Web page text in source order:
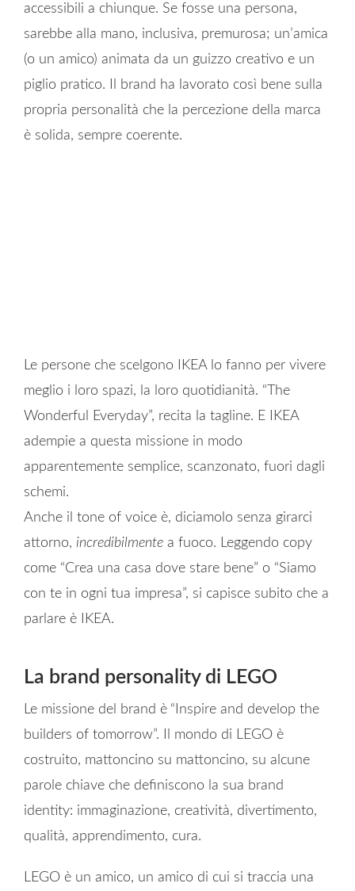
accessibili a chiunque. Se fosse una persona,
sarebbe alla mano, inclusiva, premurosa; un’amica
(o un amico) animata da un guizzo creativo e un
piglio pratico. Il brand ha lavorato così bene sulla
propria personalità che la percezione della marca
è solida, sempre coerente.
Le persone che scelgono IKEA lo fanno per vivere
meglio i loro spazi, la loro quotidianità. “The
Wonderful Everyday”, recita la tagline. E IKEA
adempie a questa missione in modo
apparentemente semplice, scanzonato, fuori dagli
schemi.
Anche il tone of voice è, diciamolo senza girarci
attorno, incredibilmente a fuoco. Leggendo copy
come “Crea una casa dove stare bene” o “Siamo
con te in ogni tua impresa”, si capisce subito che a
parlare è IKEA.
La brand personality di LEGO
Le missione del brand è “Inspire and develop the
builders of tomorrow”. Il mondo di LEGO è
costruito, mattoncino su mattoncino, su alcune
parole chiave che definiscono la sua brand
identity: immaginazione, creatività, divertimento,
qualità, apprendimento, cura.
LEGO è un amico, un amico di cui si traccia una